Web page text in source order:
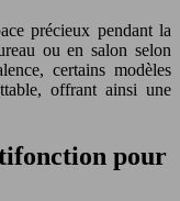
précieux pendant la
ou en salon selon
certains modèles
offrant ainsi une
pour